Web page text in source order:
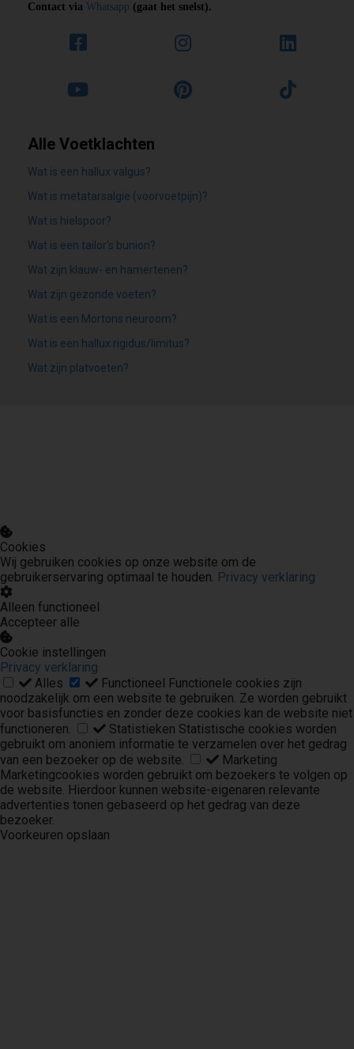
Contact via Whatsapp (gaat het snelst).
Alle Voetklachten
Wat is een hallux valgus?
Wat is metatarsalgie (voorvoetpijn)?
Wat is hielspoor?
Wat is een tailor's bunion?
Wat zijn klauw- en hamertenen?
Wat zijn gezonde voeten?
Wat is een Mortons neuroom?
Wat is een hallux rigidus/limitus?
Wat zijn platvoeten?
Cookies
Wij gebruiken cookies op onze website om de
gebruikerservaring optimaal te houden. Privacy verklaring
Alleen functioneel
Accepteer alle
Cookie instellingen
Privacy verklaring
Alles
Functioneel Functionele cookies zijn
noodzakelijk om een website te gebruiken. Ze worden gebruikt
voor basisfuncties en zonder deze cookies kan de website niet
functioneren.
Statistieken Statistische cookies worden
gebruikt om anoniem informatie te verzamelen over het gedrag
van een bezoeker op de website.
Marketing
Marketingcookies worden gebruikt om bezoekers te volgen op
de website. Hierdoor kunnen website-eigenaren relevante
advertenties tonen gebaseerd op het gedrag van deze
bezoeker.
Voorkeuren opslaan